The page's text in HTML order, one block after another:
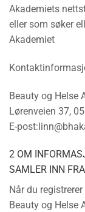
Akademiets
eller som søker
Akademiet
Beauty og Helse
Lørenveien 37,
E-
2 OM
SAMLER INN
Når du
Beauty og Helse